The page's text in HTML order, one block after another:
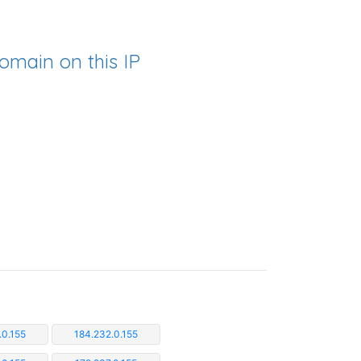
on this IP
184.232.0.155